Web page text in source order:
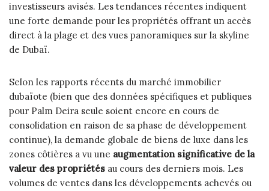
investisseurs avisés. Les tendances récentes indiquent
une forte demande pour les propriétés offrant un accès
direct à la plage et des vues panoramiques sur la skyline
de Dubaï.
Selon les rapports récents du marché immobilier
dubaïote (bien que des données spécifiques et publiques
pour Palm Deira seule soient encore en cours de
consolidation en raison de sa phase de développement
continue), la demande globale de biens de luxe dans les
zones côtières a vu une augmentation significative de la
valeur des propriétés au cours des derniers mois. Les
volumes de ventes dans les développements achevés ou